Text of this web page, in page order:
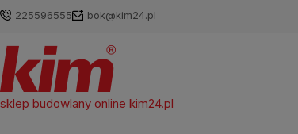
225596555 bok@kim24.pl
sklep budowlany online kim24.pl